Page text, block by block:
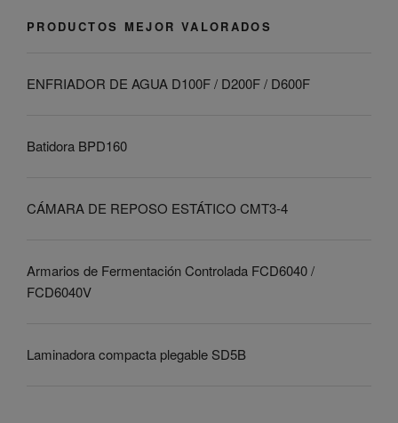
PRODUCTOS MEJOR VALORADOS
ENFRIADOR DE AGUA D100F / D200F / D600F
Batidora BPD160
CÁMARA DE REPOSO ESTÁTICO CMT3-4
Armarios de Fermentación Controlada FCD6040 /
FCD6040V
Laminadora compacta plegable SD5B